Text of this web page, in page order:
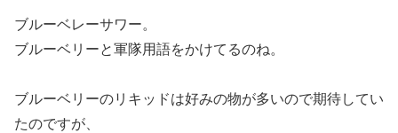
ブルーベレーサワー。
ブルーベリーと軍隊用語をかけてるのね。
ブルーベリーのリキッドは好みの物が多いので期待してい
たのですが、